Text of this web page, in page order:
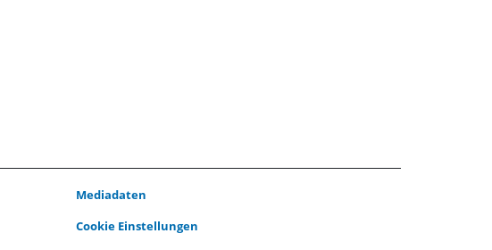
Mediadaten
Cookie Einstellungen